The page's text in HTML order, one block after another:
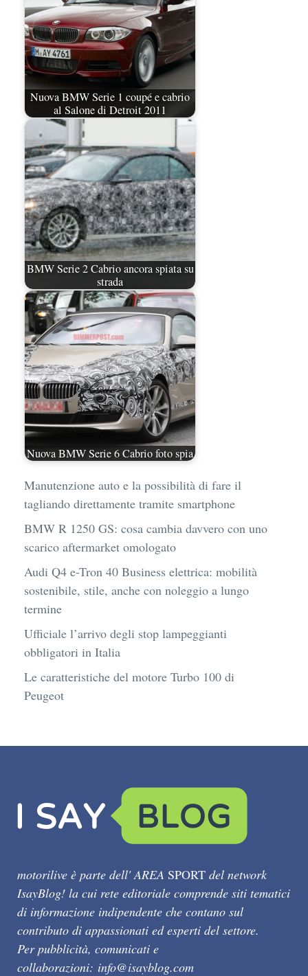
Nuova BMW Serie 1 coupé e cabrio
al Salone di Detroit 2011
BMW Serie 2 Cabrio ancora spiata su
strada
Nuova BMW Serie 6 Cabrio foto spia
Manutenzione auto e la possibilità di fare il
tagliando direttamente tramite smartphone
BMW R 1250 GS: cosa cambia davvero con uno
scarico aftermarket omologato
Audi Q4 e-Tron 40 Business elettrica: mobilità
sostenibile, stile, anche con noleggio a lungo
termine
Ufficiale l’arrivo degli stop lampeggianti
obbligatori in Italia
Le caratteristiche del motore Turbo 100 di
Peugeot
motorilive è parte dell' AREA SPORT del network
IsayBlog! la cui rete editoriale comprende siti tematici
di informazione indipendente che contano sul
contributo di appassionati ed esperti del settore.
Per pubblicità, comunicati e
collaborazioni: info@isayblog.com